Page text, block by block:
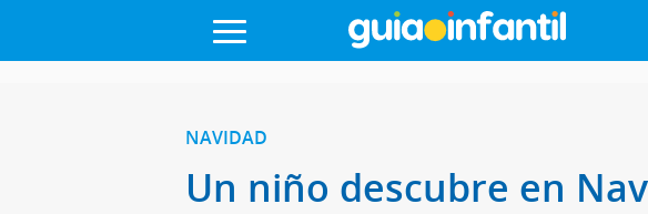
NAVIDAD
Un niño descubre en